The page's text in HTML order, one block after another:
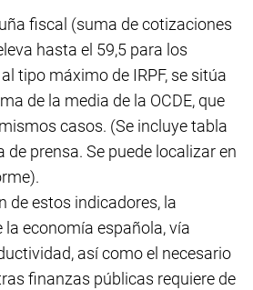
fiscal (suma de cotizaciones
hasta el 59,5 para los
tipo máximo de IRPF, se sitúa
de la media de la OCDE, que
casos. (Se incluye tabla
de prensa. Se puede localizar en
de estos indicadores, la
la economía española, vía
así como el necesario
finanzas públicas requiere de